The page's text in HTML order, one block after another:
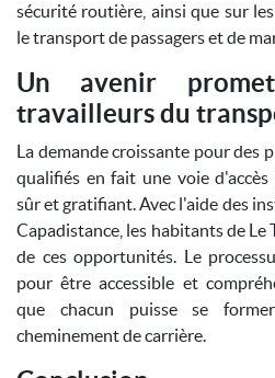
sécurité routière, ainsi que sur
le transport de passagers et de
Un avenir
travailleurs du
La demande croissante pour des
qualifiés en fait une voie
sûr et gratifiant. Avec l'aide des
Capadistance, les habitants de
de ces opportunités. Le
pour être accessible et
que chacun puisse se
cheminement de carrière.